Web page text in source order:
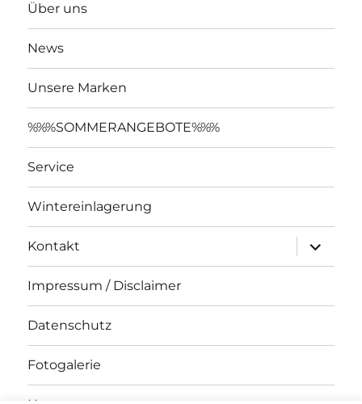
Über uns
News
Unsere Marken
%%%SOMMERANGEBOTE%%%
Service
Wintereinlagerung
Kontakt
öffnen
Impressum / Disclaimer
Datenschutz
Fotogalerie